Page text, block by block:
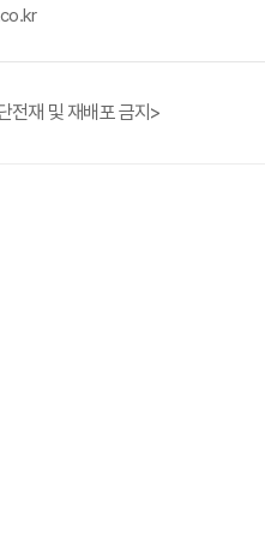
전재 및 재배포 금지>